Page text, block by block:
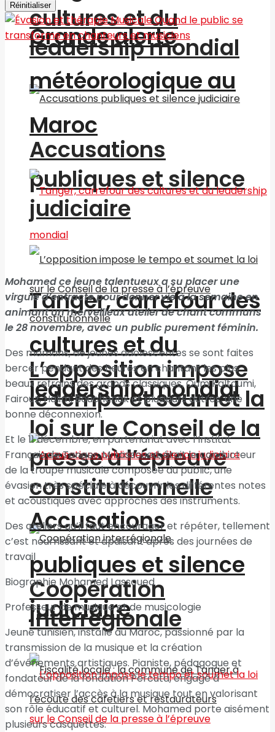
cultures et du
leadership mondial
Accusations
publiques et silence
judiciaire
L’opposition impose
le tempo et soumet la
loi sur le Conseil de la
presse à l’épreuve
constitutionnelle
Coopération
interrégionale
Grande alerte
météorologique au
Maroc
Tanger, carrefour des
cultures et du
leadership mondial
Accusations
publiques et silence
judiciaire
Réinitialiser
Mohamed ce jeune talentueux a su placer une
virgule d’entracte pour donner vie à la semaine en
animant un merveilleux atelier de chant communs
le 28 novembre, avec un public purement féminin.
Des mamans, de jeunes adolescentes se sont faites
bercer pendant des heures en chantant les plus
beaux refrains des grands classiques, Oum Kaltoumi,
Fairouz, Halim, Bouchenak et plusieurs autres, une
bonne déconnexion.
Et le 11 décembre, en partenariat avec l’Institut
Français de Tanger, M. Lassoued, était le conducteur
de la troupe musicale composée du public, une
évasion très spéciale à découvrir les différentes notes
et acoustiques avec approches des instruments.
Des ateliers qu’il faut encourager et répéter, tellement
c’est nourrissant et apaisant après des journées de
travail
Biographie Mohamed Lassoued
Professeur de musique et de musicologie
Jeune tunisien, installé au Maroc, passionné par la
transmission de la musique et la création
d’événements artistiques. Pianiste, pédagogue et
fondateur de la fondation Percuta, engagé à
démocratiser l’accès à la musique tout en valorisant
son rôle éducatif et culturel. Mohamed porte aisément
plusieurs casquettes: